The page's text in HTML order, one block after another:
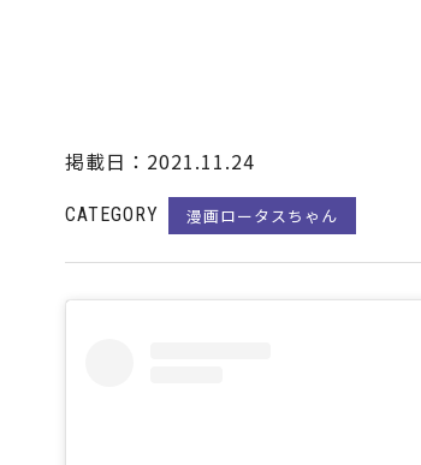
掲載日： 2021.11.24
漫画ロータスちゃん